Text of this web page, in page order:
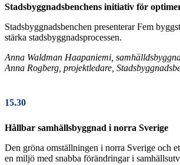
Stadsbyggnadsbenchens initiativ för
Stadsbyggnadsbenchen presenterar Fem
stärka stadsbyggnadsprocessen.
Anna Waldman Haapaniemi,
Anna Rogberg, projektledare,
15.30
Hållbar samhällsbyggnad i norra Sverige
Den gröna omställningen i norra Sverige och
en miljö med snabba förändringar i